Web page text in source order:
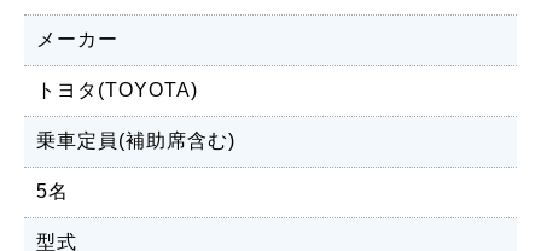
メーカー
トヨタ(TOYOTA)
乗車定員(補助席含む)
5名
型式